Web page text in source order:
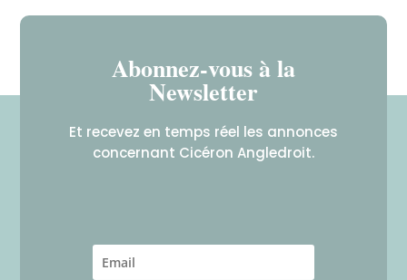
Abonnez-vous à la
Newsletter
Et recevez en temps réel les annonces
concernant Cicéron Angledroit.